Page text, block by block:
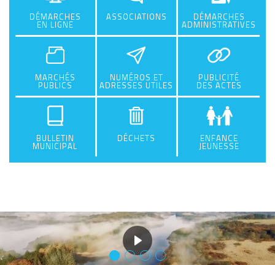
DÉMARCHES
EN LIGNE
ASSOCIATIONS DÉMARCHES
ADMINISTRATIVES
MARCHÉS
PUBLICS
NUMÉROS ET
ADRESSES UTILES
PUBLICITÉ
DES ACTES
BULLETIN
MUNICIPAL
DÉCHETS ENFANCE
JEUNESSE